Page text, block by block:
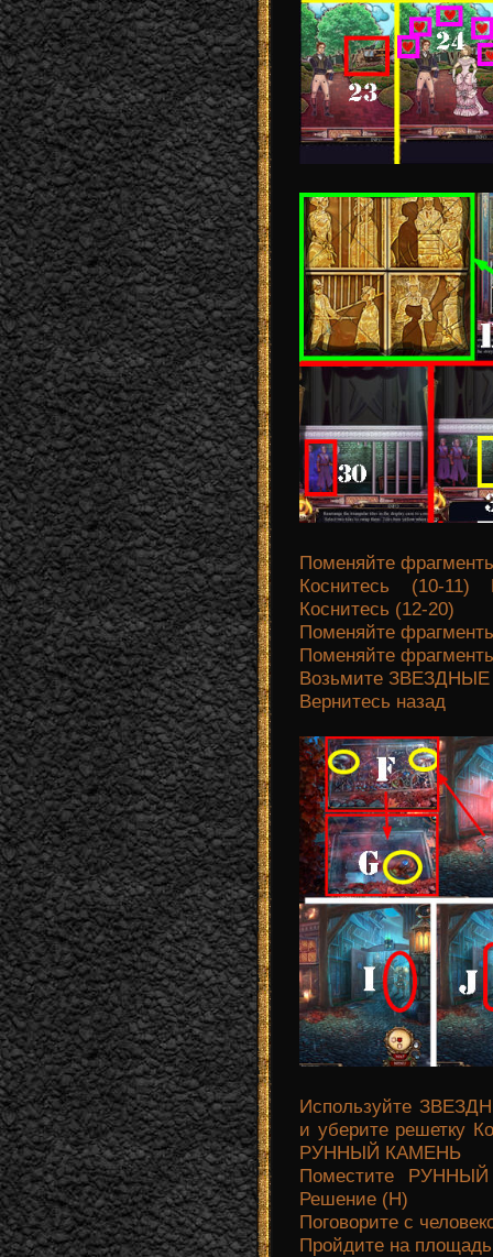
Поменяйте
Коснитесь (10-
Коснитесь (12-20)
Поменяйте
Поменяйте
Возьмите
Вернитесь назад
Используйте
и уберите решетку
РУННЫЙ КАМЕНЬ
Поместите
Решение (Н)
Поговорите с
Пройдите на